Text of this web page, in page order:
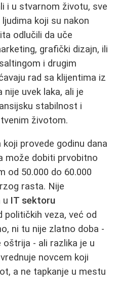
i u stvarnom životu, sve
koji su nakon
odlučili da uče
grafički dizajn, ili
i drugim
rad sa klijentima iz
uvek laka, ali je
stabilnost i
životom.
provede godinu dana
može dobiti prvobitno
od 50.000 do 60.000
rasta. Nije
u IT sektoru
političkih veza, već od
ni tu nije zlatno doba -
oštrija - ali razlika je u
novcem koji
a ne tapkanje u mestu